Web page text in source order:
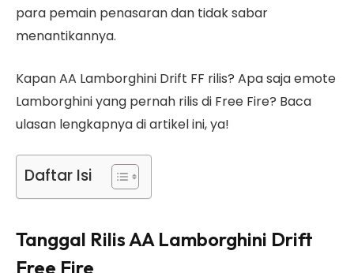
para pemain penasaran dan tidak sabar
menantikannya.
Kapan AA Lamborghini Drift FF rilis? Apa saja emote
Lamborghini yang pernah rilis di Free Fire? Baca
ulasan lengkapnya di artikel ini, ya!
Daftar Isi
Tanggal Rilis AA Lamborghini Drift
Free Fire